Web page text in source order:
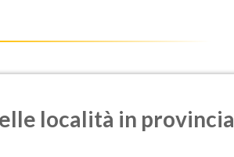
72.0
località in provincia